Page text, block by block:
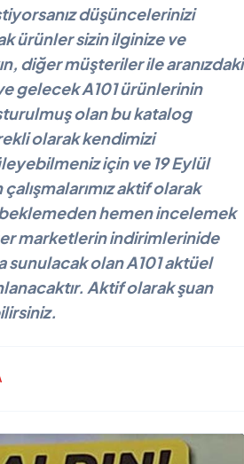
düşüncelerinizi
ürünler sizin ilginize ve
diğer müşteriler ile aranızdaki
gelecek A101 ürünlerinin
olan bu katalog
olarak kendimizi
için ve 19 Eylül
aktif olarak
hemen incelemek
marketlerin indirimlerinide
sunulacak olan A101 aktüel
Aktif olarak şuan